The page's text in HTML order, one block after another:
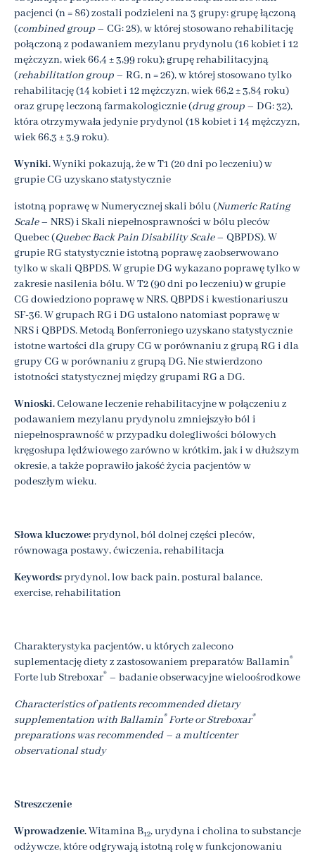
pacjenci (n = 86) zostali podzieleni na 3 grupy: grupę łączoną
(combined group – CG: 28), w której stosowano rehabilitację
połączoną z podawaniem mezylanu prydynolu (16 kobiet i 12
mężczyzn, wiek 66,4 ± 3,99 roku); grupę rehabilitacyjną
(rehabilitation group – RG, n = 26), w której stosowano tylko
rehabilitację (14 kobiet i 12 mężczyzn, wiek 66,2 ± 3,84 roku)
oraz grupę leczoną farmakologicznie (drug group – DG: 32),
która otrzymywała jedynie prydynol (18 kobiet i 14 mężczyzn,
wiek 66,3 ± 3,9 roku).
Wyniki.Wyniki pokazują, że w T1 (20 dni po leczeniu) w
grupie CG uzyskano statystycznie
istotną poprawę w Numerycznej skali bólu (Numeric Rating
Scale– NRS) i Skali niepełnosprawności w bólu pleców
Quebec (Quebec Back Pain Disability Scale– QBPDS). W
grupie RG statystycznie istotną poprawę zaobserwowano
tylko w skali QBPDS. W grupie DG wykazano poprawę tylko w
zakresie nasilenia bólu. W T2 (90 dni po leczeniu) w grupie
CG dowiedziono poprawę w NRS, QBPDS i kwestionariuszu
SF-36. W grupach RG i DG ustalono natomiast poprawę w
NRS i QBPDS. Metodą Bonferroniego uzyskano statystycznie
istotne wartości dla grupy CG w porównaniu z grupą RG i dla
grupy CG w porównaniu z grupą DG. Nie stwierdzono
istotności statystycznej między grupami RG a DG.
Wnioski.Celowane leczenie rehabilitacyjne w połączeniu z
podawaniem mezylanu prydynolu zmniejszyło ból i
niepełnosprawność w przypadku dolegliwości bólowych
kręgosłupa lędźwiowego zarówno w krótkim, jak i w dłuższym
okresie, a także poprawiło jakość życia pacjentów w
podeszłym wieku.
Słowa kluczowe:prydynol, ból dolnej części pleców,
równowaga postawy, ćwiczenia, rehabilitacja
Keywords:prydynol, low back pain, postural balance,
exercise, rehabilitation
Charakterystyka pacjentów, u których zalecono
suplementację diety z zastosowaniem preparatów Ballamin®
Forte lub Streboxar® – badanie obserwacyjne wieloośrodkowe
Characteristics of patients recommended dietary
supplementation with Ballamin®Forte or Streboxar®
preparations was recommended – a multicenter
observational study
Streszczenie
Wprowadzenie.Witamina B12, urydyna i cholina to substancje
odżywcze, które odgrywają istotną rolę w funkcjonowaniu